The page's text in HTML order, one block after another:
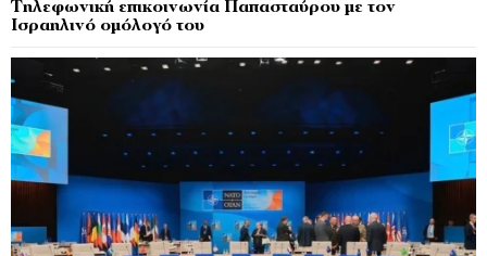
Τηλεφωνική επικοινωνία Παπασταύρου με τον
Ισραηλινό ομόλογό του